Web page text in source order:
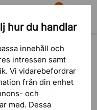
hur du handlar
innehåll och
intressen samt
Vi vidarebefordrar
från din enhet
och
med. Dessa
Sök
81
Varukorg Meny